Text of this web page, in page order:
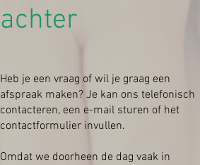
achter
Heb je een vraag of wil je graag een
afspraak maken? Je kan ons telefonisch
contacteren, een e-mail sturen of het
contactformulier invullen.
Omdat we doorheen de dag vaak in